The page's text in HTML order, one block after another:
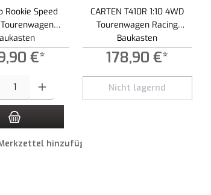
Anzahl zu erhöhen oder zu reduzieren.
oder benutze die Schaltflächen um die Anzahl zu erhöhen
Rookie Speed
€*
Anzahl: Gib den gewünschten Wert ein oder benutze die
hinzufügen
CARTEN T410R 1:10 4WD
Tourenwagen Racing
Baukasten
178,90 €*
Nicht lagernd